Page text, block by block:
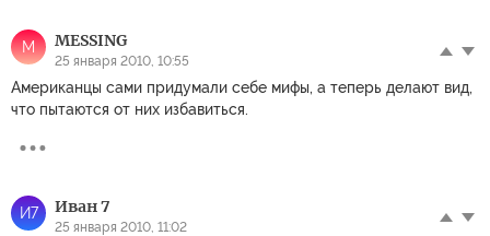
M MESSING
25 января 2010, 10:55
Американцы сами придумали себе мифы, а теперь делают вид,
что пытаются от них избавиться.
И7 Иван 7
25 января 2010, 11:02